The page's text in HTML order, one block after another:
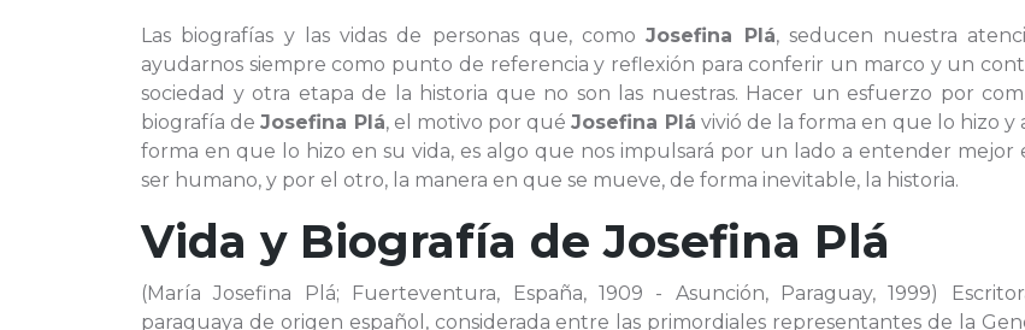
Las biografías y las vidas de personas que, comoJosefina Plá, seducen nuestra
ayudarnos siempre como punto de referencia y reflexión para conferir un marco y un
sociedad y otra etapa de la historia que no son las nuestras. Hacer un esfuerzo por
biografía deJosefina Plá, el motivo por quéJosefina Plá vivió de la forma en que lo hizo y
forma en que lo hizo en su vida, es algo que nos impulsará por un lado a entender mejor
ser humano, y por el otro, la manera en que se mueve, de forma inevitable, la historia.
Vida y Biografía deJosefina Plá
(María Josefina Plá; Fuerteventura, España, 1909 - Asunción, Paraguay, 1999)
paraguaya de origen español, considerada entre las primordiales representantes de la